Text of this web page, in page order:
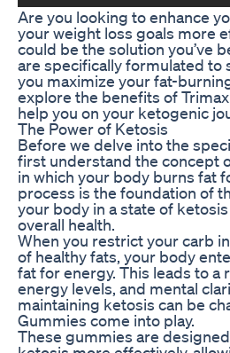
Are you looking to enhance
your weight loss goals more
could be the solution you’ve
are specifically formulated
you maximize your fat-
explore the benefits of
help you on your ketogenic
The Power of Ketosis
Before we delve into the
first understand the concept
in which your body burns fat
process is the foundation of
your body in a state of
overall health.
When you restrict your carb
of healthy fats, your body
fat for energy. This leads to
energy levels, and mental
maintaining ketosis can be
Gummies come into play.
These gummies are